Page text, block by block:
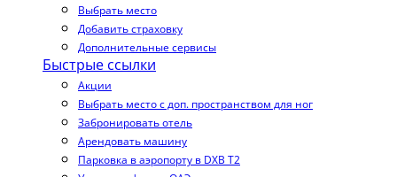
Выбрать место
Добавить страховку
Дополнительные сервисы
Быстрые ссылки
Акции
Выбрать место с доп. пространством для ног
Забронировать отель
Арендовать машину
Парковка в аэропорту в DXB T2